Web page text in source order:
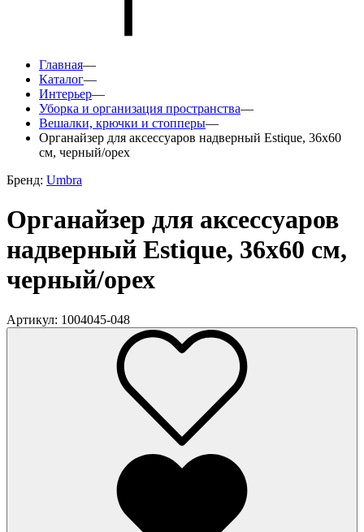
Главная—
Каталог—
Интерьер—
Уборка и организация пространства—
Вешалки, крючки и стопперы—
Органайзер для аксессуаров надверный Estique, 36х60
см, черный/орех
Бренд: Umbra
Органайзер для аксессуаров
надверный Estique, 36х60 см,
черный/орех
Артикул: 1004045-048